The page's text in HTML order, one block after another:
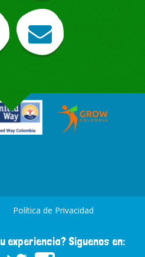
Política de Privacidad
Siguenos en: